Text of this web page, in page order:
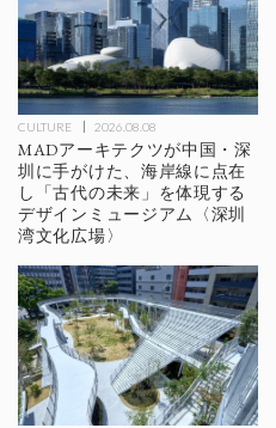
CULTURE 2026.08.08
MADアーキテクツが中国・深
圳に手がけた、海岸線に点在
し「古代の未来」を体現する
デザインミュージアム〈深圳
湾文化広場〉